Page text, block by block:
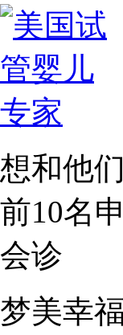
想和他
前10名
会诊
梦美幸